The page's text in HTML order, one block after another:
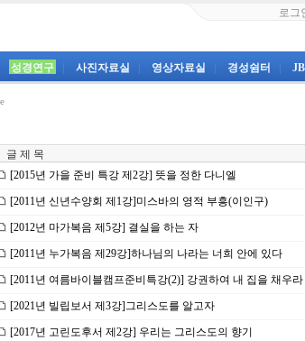
로그
성경연구 사진자료실 영상자료실 경성쉼터
글 제 목
[2015년 가을 준비 특강 제2강] 뜻을 정한 다니엘
[2011년 신년수양회 제1강]미스바의 영적 부흥(이인구)
[2012년 마가복음 제5강] 결실을 하는 자
[2011년 누가복음 제29강]하나님의 나라는 너희 안에 있다
[2011년 여름바이블캠프준비특강(2)] 강권하여 내 집을 채우라
[2021년 빌립보서 제3강]그리스도를 알고자
[2017년 고린도후서 제2강] 우리는 그리스도의 향기